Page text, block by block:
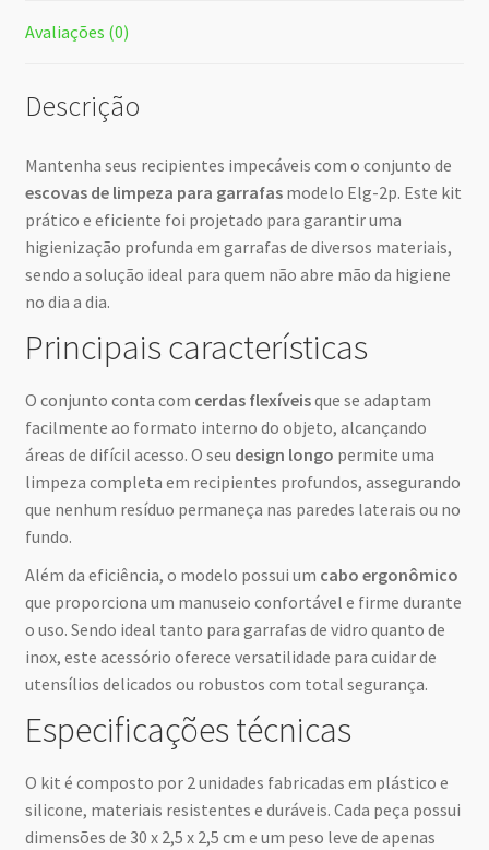
Avaliações (0)
Descrição
Mantenha seus recipientes impecáveis com o conjunto de
escovas de limpeza para garrafasmodelo Elg-2p. Este kit
prático e eficiente foi projetado para garantir uma
higienização profunda em garrafas de diversos materiais,
sendo a solução ideal para quem não abre mão da higiene
no dia a dia.
Principais características
O conjunto conta com cerdas flexíveisque se adaptam
facilmente ao formato interno do objeto, alcançando
áreas de difícil acesso. O seu design longo permite uma
limpeza completa em recipientes profundos, assegurando
que nenhum resíduo permaneça nas paredes laterais ou no
fundo.
Além da eficiência, o modelo possui um cabo ergonômico
que proporciona um manuseio confortável e firme durante
o uso. Sendo ideal tanto para garrafas de vidro quanto de
inox, este acessório oferece versatilidade para cuidar de
utensílios delicados ou robustos com total segurança.
Especificações técnicas
O kit é composto por 2 unidades fabricadas em plástico e
silicone, materiais resistentes e duráveis. Cada peça possui
dimensões de 30 x 2,5 x 2,5 cm e um peso leve de apenas